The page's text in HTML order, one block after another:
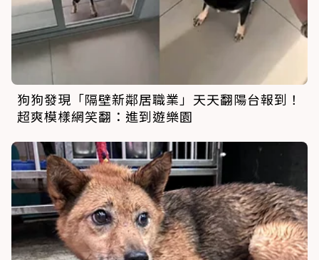
狗狗發現「隔壁新鄰居職業」天天翻陽台報到！
超爽模樣網笑翻：進到遊樂園